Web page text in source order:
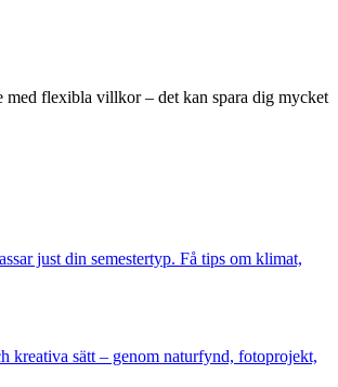
med flexibla villkor – det kan spara dig mycket
just din semestertyp. Få tips om klimat,
kreativa sätt – genom naturfynd, fotoprojekt,